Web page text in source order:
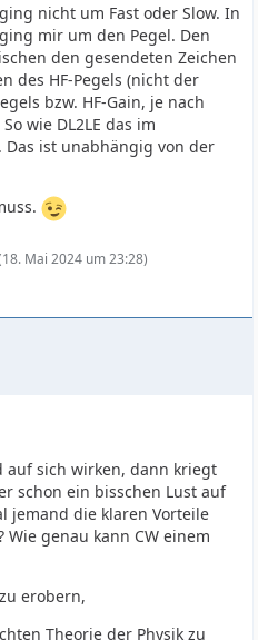
nicht um Fast oder Slow. In
mir um den Pegel. Den
den gesendeten Zeichen
des HF-Pegels (nicht der
bzw. HF-Gain, je nach
wie DL2LE das im
ist unabhängig von der
18. Mai 2024 um 23:28)
auf sich wirken, dann kriegt
schon ein bisschen Lust auf
jemand die klaren Vorteile
genau kann CW einem
erobern,
Theorie der Physik zu